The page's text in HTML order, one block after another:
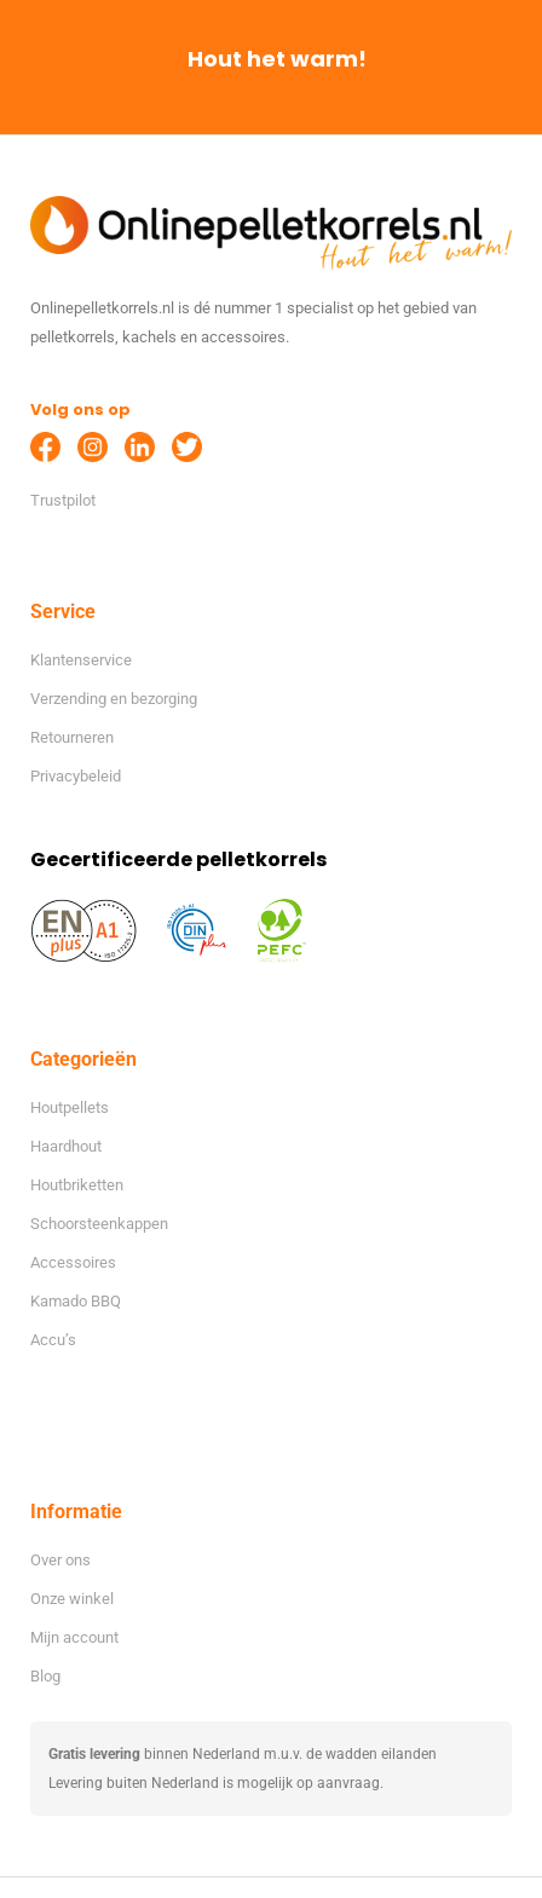
Hout het warm!
Onlinepelletkorrels.nl is dé nummer 1 specialist op het gebied van
pelletkorrels, kachels en accessoires.
Volg ons op
Trustpilot
Service
Klantenservice
Verzending en bezorging
Retourneren
Privacybeleid
Gecertificeerde pelletkorrels
Categorieën
Houtpellets
Haardhout
Houtbriketten
Schoorsteenkappen
Accessoires
Kamado BBQ
Accu’s
Informatie
Over ons
Onze winkel
Mijn account
Blog
Gratis levering binnen Nederland m.u.v. de wadden eilanden
Levering buiten Nederland is mogelijk op aanvraag.